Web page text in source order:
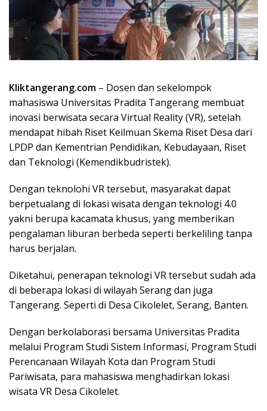
Kliktangerang.com – Dosen dan sekelompok
mahasiswa Universitas Pradita Tangerang membuat
inovasi berwisata secara Virtual Reality (VR), setelah
mendapat hibah Riset Keilmuan Skema Riset Desa dari
LPDP dan Kementrian Pendidikan, Kebudayaan, Riset
dan Teknologi (Kemendikbudristek).
Dengan teknolohi VR tersebut, masyarakat dapat
berpetualang di lokasi wisata dengan teknologi 4.0
yakni berupa kacamata khusus, yang memberikan
pengalaman liburan berbeda seperti berkeliling tanpa
harus berjalan.
Diketahui, penerapan teknologi VR tersebut sudah ada
di beberapa lokasi di wilayah Serang dan juga
Tangerang. Seperti di Desa Cikolelet, Serang, Banten.
Dengan berkolaborasi bersama Universitas Pradita
melalui Program Studi Sistem Informasi, Program Studi
Perencanaan Wilayah Kota dan Program Studi
Pariwisata, para mahasiswa menghadirkan lokasi
wisata VR Desa Cikolelet.